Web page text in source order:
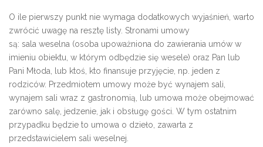
O ile pierwszy punkt nie wymaga dodatkowych wyjaśnień, warto
zwrócić uwagę na resztę listy. Stronami umowy
są: sala weselna (osoba upoważniona do zawierania umów w
imieniu obiektu, w którym odbędzie się wesele) oraz Pan lub
Pani Młoda, lub ktoś, kto finansuje przyjęcie, np. jeden z
rodziców. Przedmiotem umowy może być wynajem sali,
wynajem sali wraz z gastronomią, lub umowa może obejmować
zarówno salę, jedzenie, jak i obsługę gości. W tym ostatnim
przypadku będzie to umowa o dzieło, zawarta z
przedstawicielem sali weselnej.